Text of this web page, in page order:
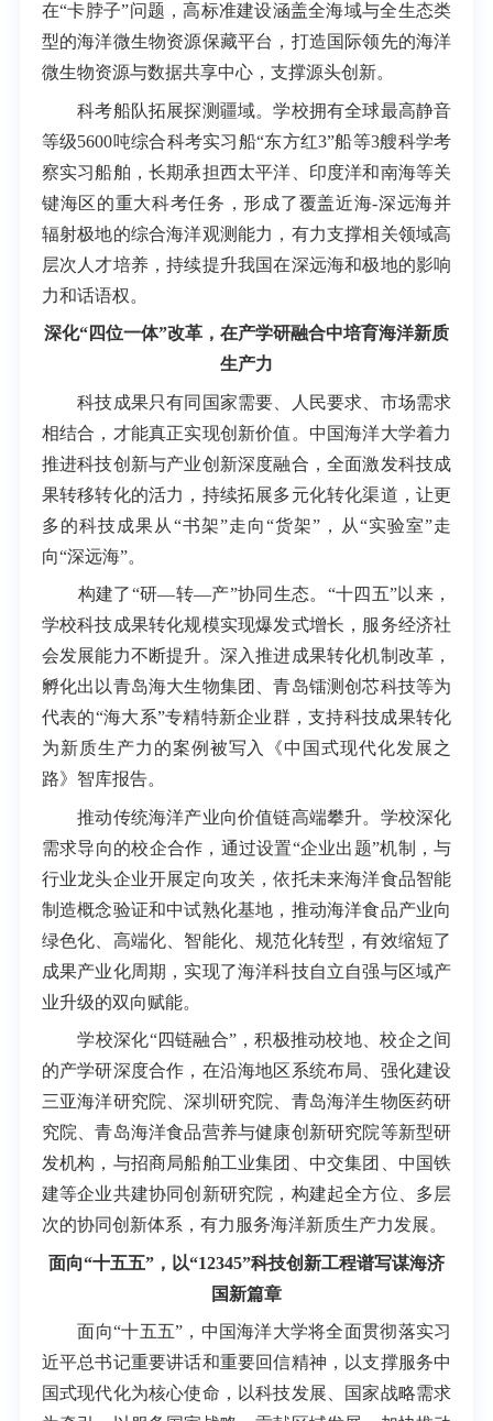
在“卡脖子”问题，高标准建设涵盖全海域与全生态类
型的海洋微生物资源保藏平台，打造国际领先的海洋
微生物资源与数据共享中心，支撑源头创新。
科考船队拓展探测疆域。学校拥有全球最高静音
等级5600吨综合科考实习船“东方红3”船等3艘科学考
察实习船舶，长期承担西太平洋、印度洋和南海等关
键海区的重大科考任务，形成了覆盖近海-深远海并
辐射极地的综合海洋观测能力，有力支撑相关领域高
层次人才培养，持续提升我国在深远海和极地的影响
力和话语权。
深化“四位一体”改革，在产学研融合中培育海洋新质
生产力
科技成果只有同国家需要、人民要求、市场需求
相结合，才能真正实现创新价值。中国海洋大学着力
推进科技创新与产业创新深度融合，全面激发科技成
果转移转化的活力，持续拓展多元化转化渠道，让更
多的科技成果从“书架”走向“货架”，从“实验室”走
向“深远海”。
构建了“研—转—产”协同生态。“十四五”以来，
学校科技成果转化规模实现爆发式增长，服务经济社
会发展能力不断提升。深入推进成果转化机制改革，
孵化出以青岛海大生物集团、青岛镭测创芯科技等为
代表的“海大系”专精特新企业群，支持科技成果转化
为新质生产力的案例被写入《中国式现代化发展之
路》智库报告。
推动传统海洋产业向价值链高端攀升。学校深化
需求导向的校企合作，通过设置“企业出题”机制，与
行业龙头企业开展定向攻关，依托未来海洋食品智能
制造概念验证和中试熟化基地，推动海洋食品产业向
绿色化、高端化、智能化、规范化转型，有效缩短了
成果产业化周期，实现了海洋科技自立自强与区域产
业升级的双向赋能。
学校深化“四链融合”，积极推动校地、校企之间
的产学研深度合作，在沿海地区系统布局、强化建设
三亚海洋研究院、深圳研究院、青岛海洋生物医药研
究院、青岛海洋食品营养与健康创新研究院等新型研
发机构，与招商局船舶工业集团、中交集团、中国铁
建等企业共建协同创新研究院，构建起全方位、多层
次的协同创新体系，有力服务海洋新质生产力发展。
面向“十五五”，以“12345”科技创新工程谱写谋海济
国新篇章
面向“十五五”，中国海洋大学将全面贯彻落实习
近平总书记重要讲话和重要回信精神，以支撑服务中
国式现代化为核心使命，以科技发展、国家战略需求